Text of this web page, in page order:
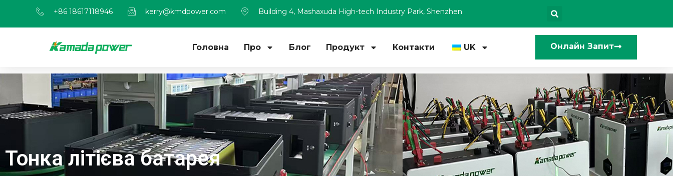
+86 18617118946 kerry@kmdpower.com Building 4, Mashaxuda High-tech Industry Park, Shenzhen
Головна Про Блог Продукт Контакти UK Онлайн Запит
Тонка літієва батарея